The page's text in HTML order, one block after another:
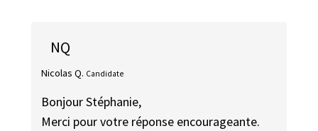
NQ
Nicolas Q. Candidate
Bonjour Stéphanie,
Merci pour votre réponse encourageante.